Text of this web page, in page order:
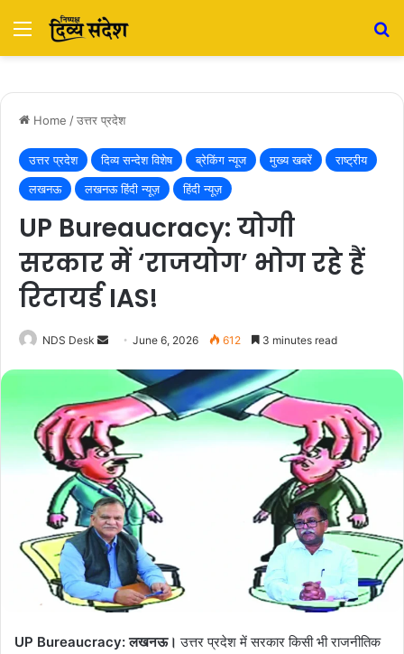
Menu
Home /उत्तर प्रदेश
उत्तर प्रदेश दिव्य सन्देश विशेष ब्रेकिंग न्यूज मुख्य खबरें
राष्ट्रीय
लखनऊ
लखनऊ हिंदी न्यूज़ हिंदी न्यूज़
UP Bureaucracy: योगी
सरकार में ‘राजयोग’ भोग रहे हैं
रिटायर्ड IAS!
NDS Desk
d
a
n
e
m
a
i
l
June 6, 2026 612 3 minutes read
UP Bureaucracy: लखनऊ। उत्तर प्रदेश में सरकार किसी भी राजनीतिक